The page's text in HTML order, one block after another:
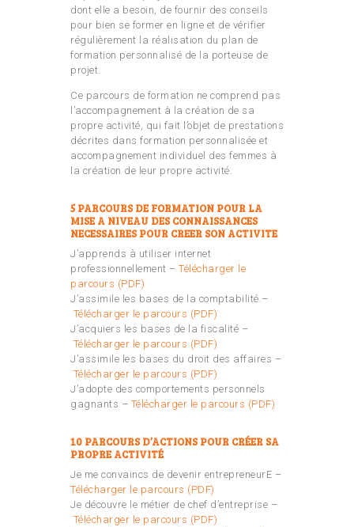
dont elle a besoin, de fournir des conseils
pour bien se former en ligne et de vérifier
régulièrement la réalisation du plan de
formation personnalisé de la porteuse de
projet.
Ce parcours de formation ne comprend pas
l’accompagnement à la création de sa
propre activité, qui fait l’objet de prestations
décrites dans formation personnalisée et
accompagnement individuel des femmes à
la création de leur propre activité.
5 PARCOURS DE FORMATION POUR LA
MISE A NIVEAU DES CONNAISSANCES
NECESSAIRES POUR CREER SON ACTIVITE
J’apprends à utiliser internet
professionnellement – Télécharger le
parcours (PDF)
J’assimile les bases de la comptabilité –
Télécharger le parcours (PDF)
J’acquiers les bases de la fiscalité –
Télécharger le parcours (PDF)
J’assimile les bases du droit des affaires –
Télécharger le parcours (PDF)
J’adopte des comportements personnels
gagnants – Télécharger le parcours (PDF)
10 PARCOURS D’ACTIONS POUR CRÉER SA
PROPRE ACTIVITÉ
Je me convaincs de devenir entrepreneurE –
Télécharger le parcours (PDF)
Je découvre le métier de chef d’entreprise –
Télécharger le parcours (PDF)